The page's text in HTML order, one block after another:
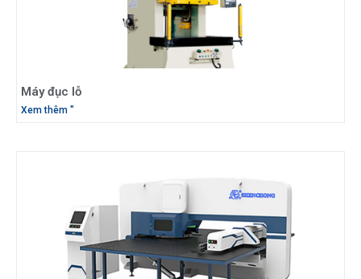
Máy đục lỗ
Xem thêm "